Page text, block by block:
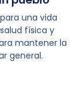
una vida
física y
mantener la
general.